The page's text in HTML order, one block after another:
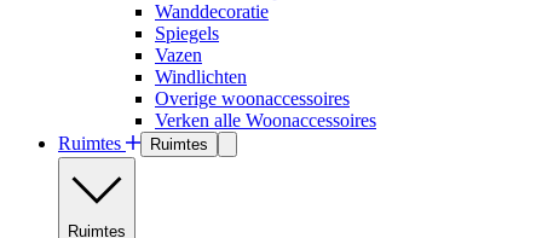
Wanddecoratie
Spiegels
Vazen
Windlichten
Overige woonaccessoires
Verken alle Woonaccessoires
Ruimtes
Ruimtes
Ruimtes